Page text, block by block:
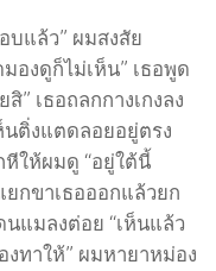
บแล้ว” ผมสงสัย
องดูก็ไม่เห็น” เธอพูด
” เธอถลกกางเกงลง
ติ่งแตดลอยอยู่ตรง
ให้ผมดู “อยู่ใต้นี้
กขาเธอออกแล้วยก
แมลงต่อย “เห็นแล้ว
ทาให้” ผมหายาหม่อง